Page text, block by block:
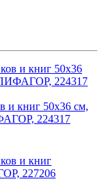
и книг 50х36 см,
224317